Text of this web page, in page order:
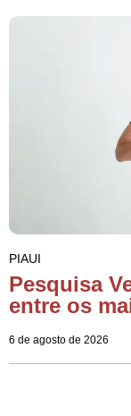
PIAUI
Pesquisa
entre os
6 de agosto de 2026